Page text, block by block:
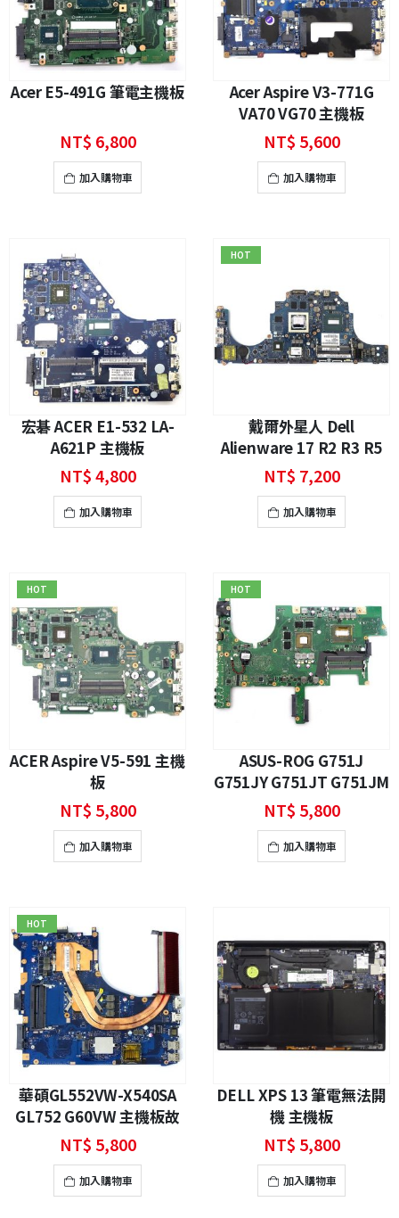
Acer E5-491G 筆電主機板
NT$ 6,800
加入購物車
Acer Aspire V3-771G
VA70 VG70 主機板
NT$ 5,600
加入購物車
宏碁 ACER E1-532 LA-
A621P 主機板
NT$4,800
加入購物車
HOT
戴爾外星人 Dell
Alienware 17 R2 R3 R5
主機板
NT$ 7,200
加入購物車
HOT
ACER Aspire V5-591 主機
板
NT$ 5,800
加入購物車
HOT
ASUS-ROG G751J
G751JY G751JT G751JM
主機板維修
NT$ 5,800
加入購物車
HOT
華碩GL552VW-X540SA
GL752 G60VW 主機板故
障維修
NT$ 5,800
加入購物車
DELL XPS 13 筆電無法開
機 主機板
NT$ 5,800
加入購物車